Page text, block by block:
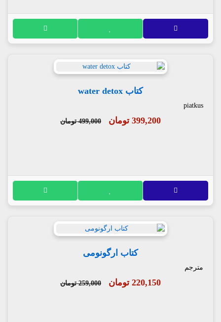
کتاب water detox
piatkus
399,200 تومان 499,000 تومان
کتاب ارگونومی
مترجم
220,150 تومان 259,000 تومان